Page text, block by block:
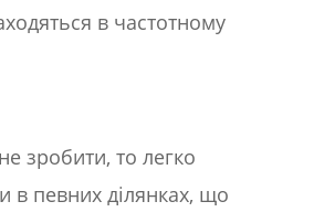
в частотному
зробити, то легко
в певних ділянках, що